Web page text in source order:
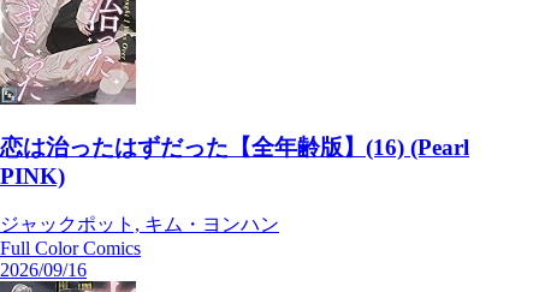
恋は治ったはずだった【全年齢版】(16) (Pearl
PINK)
ジャックポット, キム・ヨンハン
Full Color Comics
2026/09/16